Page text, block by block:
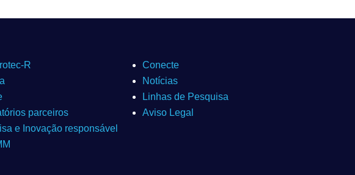
R
parceiros
e Inovação responsável
Conecte
Notícias
Linhas de Pesquisa
Aviso Legal